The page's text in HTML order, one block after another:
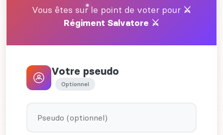
Vous êtes sur le point de voter pour ⚔
Régiment Salvatore ⚔
Votre pseudo
Optionnel